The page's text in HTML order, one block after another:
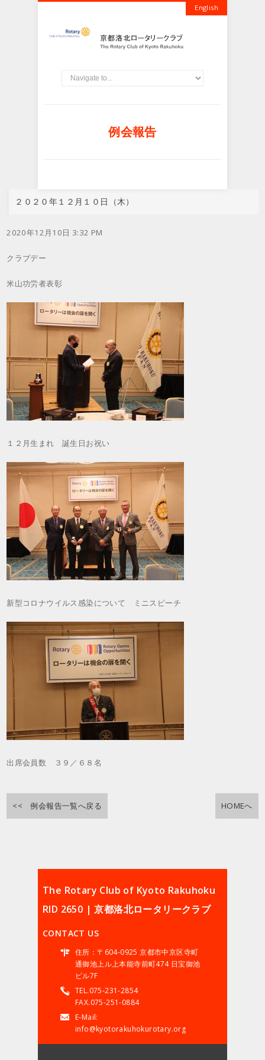
English
例会報告
２０２０年１２月１０日（木）
2020年12月10日 3:32 PM
クラブデー
米山功労者表彰
１２月生まれ 誕生日お祝い
新型コロナウイルス感染について ミニスピーチ
出席会員数 ３９／６８名
<< 例会報告一覧へ戻る HOMEへ
The Rotary Club of Kyoto Rakuhoku
RID 2650 | 京都洛北ロータリークラブ
CONTACT US
住所：〒604-0925 京都市中京区寺町
通御池上ル上本能寺前町474 日宝御池
ビル7F
TEL.075-231-2854
FAX.075-251-0884
E-Mail:
info@kyotorakuhokurotary.org